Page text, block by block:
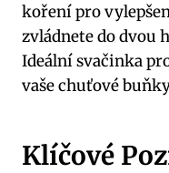
koření pro
zvládnete do dvou
Ideální svačinka
vaše chuťové
Klíčové